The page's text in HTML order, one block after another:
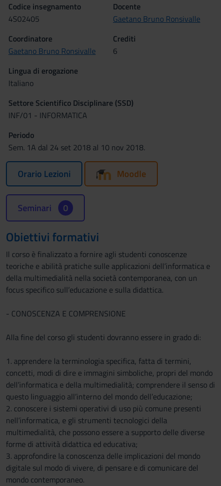
Codice insegnamento
4S02405
Docente
Gaetano Bruno Ronsivalle
Coordinatore
Gaetano Bruno Ronsivalle
Crediti
6
Lingua di erogazione
Italiano
Settore Scientifico Disciplinare (SSD)
INF/01 - INFORMATICA
Periodo
Sem. 1A dal 24 set 2018 al 10 nov 2018.
Orario Lezioni Moodle
Seminari 0
Obiettivi formativi
Il corso è finalizzato a fornire agli studenti conoscenze
teoriche e abilità pratiche sulle applicazioni dell’informatica e
della multimedialità nella società contemporanea, con un
focus specifico sull’educazione e sulla didattica.
- CONOSCENZA E COMPRENSIONE
Alla fine del corso gli studenti dovranno essere in grado di:
1. apprendere la terminologia specifica, fatta di termini,
concetti, modi di dire e immagini simboliche, propri del mondo
dell’informatica e della multimedialità; comprendere il senso di
questo linguaggio all’interno del mondo dell’educazione;
2. conoscere i sistemi operativi di uso più comune presenti
nell’informatica, e gli strumenti tecnologici della
multimedialità, che possono essere a supporto delle diverse
forme di attività didattica ed educativa;
3. approfondire la conoscenza delle implicazioni del mondo
digitale sul modo di vivere, di pensare e di comunicare del
mondo contemporaneo.